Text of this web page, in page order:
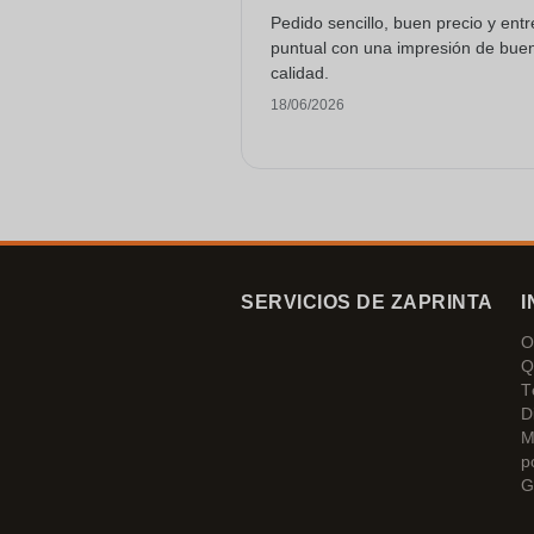
Pedido sencillo, buen precio y
puntual con una impresión de
calidad.
18/06/2026
SERVICIOS DE ZAPRINTA